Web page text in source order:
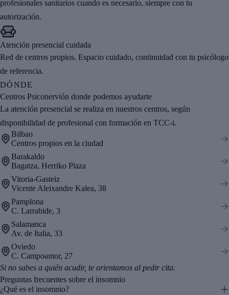
profesionales sanitarios cuando es necesario, siempre con tu
autorización.
Atención presencial cuidada
Red de centros propios. Espacio cuidado, continuidad con tu psicólogo
de referencia.
DÓNDE
Centros Psiconervión donde podemos ayudarte
La atención presencial se realiza en nuestros centros, según
disponibilidad de profesional con formación en TCC-i.
Bilbao
Centros propios en la ciudad
Barakaldo
Bagatza, Herriko Plaza
Vitoria-Gasteiz
Vicente Aleixandre Kalea, 38
Pamplona
C. Larrabide, 3
Salamanca
Av. de Italia, 33
Oviedo
C. Campoamor, 27
Si no sabes a quién acudir, te orientamos al pedir cita.
Preguntas frecuentes sobre el insomnio
¿Qué es el insomnio?